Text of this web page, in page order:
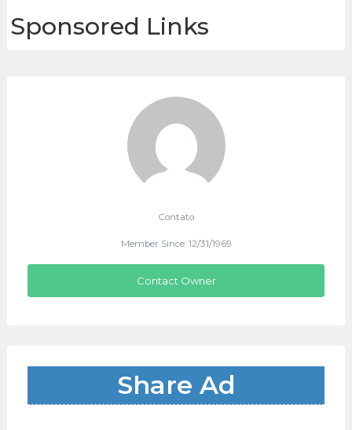
Sponsored Links
Contato
Member Since: 12/31/1969
Contact Owner
Share Ad